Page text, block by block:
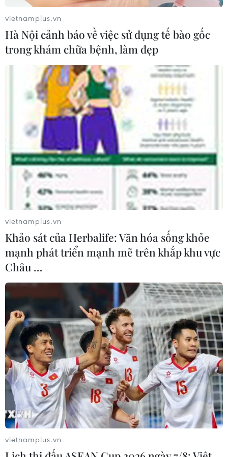
#lừa đảo chiếm đoạt tài sản
#thiên thạch
TP. Hà Nội
Theo dõi VietnamPlus
TIN LIÊN QUAN
Quảng Trị: Khởi tố vụ án "Lừa đảo chiếm
đoạt tài sản" với số tiền hơn 1 tỷ đồng
22/07/2025 03:14
Bị can Nguyễn Thị Linh, sinh năm 1986, trú tại khu phố 1,
xã Vĩnh Linh, tỉnh Quảng Trị, bị khởi tố về tội “Lừa đảo
vietnamplus.vn
Hà Nội cảnh báo về việc sử dụng tế bào gốc
trong khám chữa bệnh, làm đẹp
vietnamplus.vn
Khảo sát của Herbalife: Văn hóa sống khỏe
mạnh phát triển mạnh mẽ trên khắp khu vực
Châu …
vietnamplus.vn